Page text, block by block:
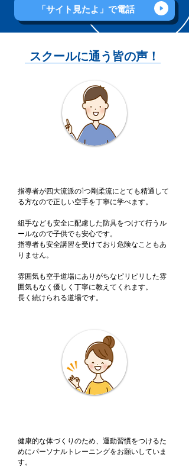
「サイト見たよ」で電話
スクールに通う皆の声！
指導者が四大流派の1つ剛柔流にとても精通して
る方なので正しい空手を丁寧に学べます。
組手なども安全に配慮した防具をつけて行うル
ールなので子供でも安心です。
指導者も安全講習を受けており危険なこともあ
りません。
雰囲気も空手道場にありがちなピリピリした雰
囲気もなく優しく丁寧に教えてくれます。
長く続けられる道場です。
健康的な体づくりのため、運動習慣をつけるた
めにパーソナルトレーニングをお願いしていま
す。